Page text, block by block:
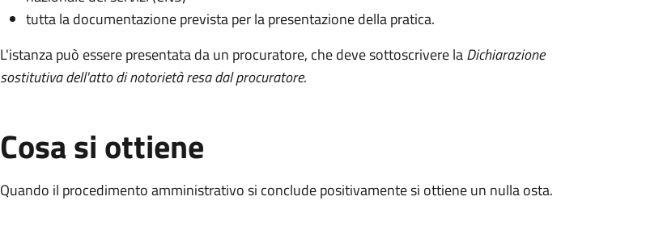
tutta la documentazione prevista per la presentazione della pratica.
L'istanza può essere presentata da un procuratore, che deve sottoscrivere laDichiarazione
sostitutiva dell'atto di notorietà resa dal procuratore.
Cosa si ottiene
Quando il procedimento amministrativo si conclude positivamente si ottiene un nulla osta.